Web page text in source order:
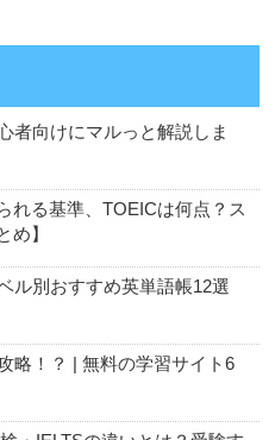
者向けにマルっと解説しま
れる基準、TOEICは何点？ス
め】
ル別おすすめ英単語帳12選
略！？ | 無料の学習サイト6